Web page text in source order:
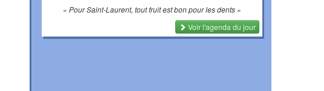
« Pour Saint-Laurent, tout fruit est bon pour les dents »
Voir l'agenda du jour